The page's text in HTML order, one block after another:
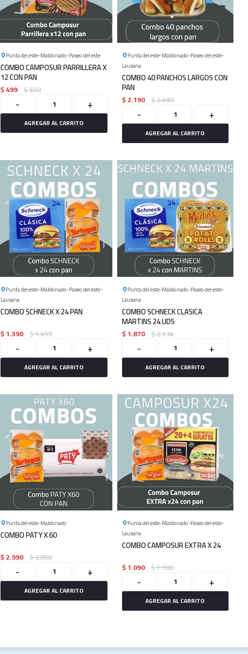
Punta del este Maldonado Paseo del este
COMBO CAMPOSUR PARRILLERA X
12 CON PAN
$499 $550
- +
Punta del este Maldonado Paseo del este
Lausana
COMBO 40 PANCHOS LARGOS CON
PAN
$2.190 $2.490
- +
Punta del este Maldonado Paseo del este
Lausana
COMBO SCHNECK X 24 PAN
$1.390 $1.459
- +
Punta del este Maldonado Paseo del este
Lausana
COMBO SCHNECK CLASICA
MARTINS 24 UDS
$1.870 $2.134
- +
Punta del este Maldonado
COMBO PATY X 60
$2.990 $3.050
- +
Punta del este Maldonado Paseo del este
Lausana
COMBO CAMPOSUR EXTRA X 24
$1.090 $1.180
- +